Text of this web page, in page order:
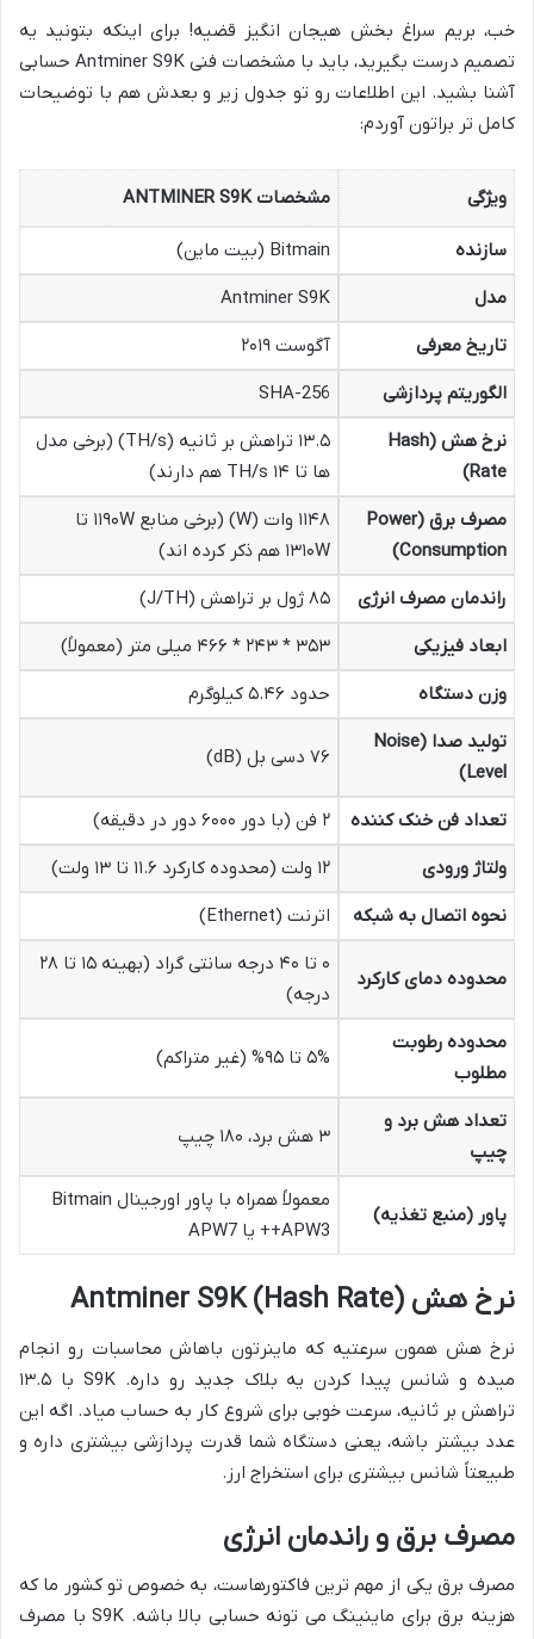
خب، بریم سراغ بخش هیجان انگیز قضیه! برای اینکه بتونید یه
تصمیم درست بگیرید، باید با مشخصات فنی Antminer S9K حسابی
آشنا بشید. این اطلاعات رو تو جدول زیر و بعدش هم با توضیحات
کامل تر براتون آوردم:
ویژگی مشخصات ANTMINER S9K
سازنده
Bitmain (بیت ماین)
مدل
Antminer S9K
تاریخ معرفی
آگوست ۲۰۱۹
الگوریتم پردازشی
SHA-256
نرخ هش (Hash
Rate)
۱۳.۵ تراهش بر ثانیه (TH/s) (برخی مدل
ها تا ۱۴ TH/s هم دارند)
مصرف برق (Power
Consumption)
۱۱۴۸ وات (W) (برخی منابع ۱۱۹۰W تا
۱۳۱۰W هم ذکر کرده اند)
راندمان مصرف انرژی
۸۵ ژول بر تراهش (J/TH)
ابعاد فیزیکی
۳۵۳ * ۲۴۳ * ۴۶۶ میلی متر (معمولاً)
وزن دستگاه
حدود ۵.۴۶ کیلوگرم
تولید صدا (Noise
Level)
۷۶ دسی بل (dB)
تعداد فن خنک کننده
۲ فن (با دور ۶۰۰۰ دور در دقیقه)
ولتاژ ورودی
۱۲ ولت (محدوده کارکرد ۱۱.۶ تا ۱۳ ولت)
نحوه اتصال به شبکه
اترنت (Ethernet)
محدوده دمای کارکرد
۰ تا ۴۰ درجه سانتی گراد (بهینه ۱۵ تا ۲۸
درجه)
محدوده رطوبت
مطلوب
۵% تا ۹۵% (غیر متراکم)
تعداد هش برد و
چیپ
۳ هش برد، ۱۸۰ چیپ
پاور (منبع تغذیه)
معمولاً همراه با پاور اورجینال Bitmain
APW3++ یا APW7
نرخ هش (Hash Rate) Antminer S9K
نرخ هش همون سرعتیه که ماینرتون باهاش محاسبات رو انجام
میده و شانس پیدا کردن یه بلاک جدید رو داره. S9K با ۱۳.۵
تراهش بر ثانیه، سرعت خوبی برای شروع کار به حساب میاد. اگه این
عدد بیشتر باشه، یعنی دستگاه شما قدرت پردازشی بیشتری داره و
طبیعتاً شانس بیشتری برای استخراج ارز.
مصرف برق و راندمان انرژی
مصرف برق یکی از مهم ترین فاکتورهاست، به خصوص تو کشور ما که
هزینه برق برای ماینینگ می تونه حسابی بالا باشه. S9K با مصرف